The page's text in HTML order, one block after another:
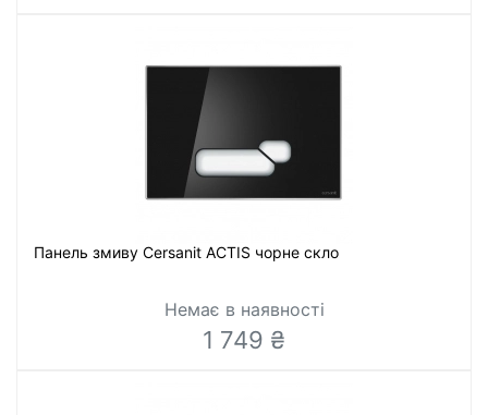
Панель змиву Cersanit ACTIS чорне скло
Немає в наявності
1 749 ₴